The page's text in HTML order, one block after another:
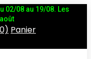
02/08 au 19/08. Les
Panier